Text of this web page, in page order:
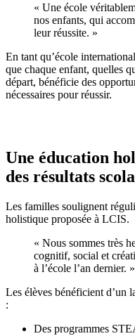
« Une école
nos enfants, qui
leur réussite. »
En tant qu’école
que chaque enfant, quelles
départ, bénéficie des
nécessaires pour réussir.
Une éducation
des résultats
Les familles soulignent
holistique proposée à LCIS.
« Nous sommes très
cognitif, social et
à l’école l’an dernier. »
Les élèves bénéficient d’un
:
Des programmes